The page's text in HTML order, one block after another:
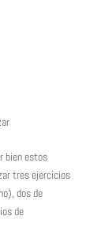
bien estos
tres ejercicios
dos de
de